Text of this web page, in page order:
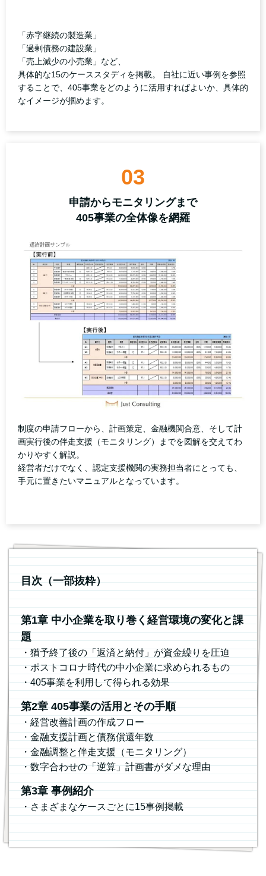
「赤字継続の製造業」
「過剰債務の建設業」
「売上減少の小売業」など、
具体的な15のケーススタディを掲載。 自社に近い事例を参照
することで、405事業をどのように活用すればよいか、具体的
なイメージが掴めます。
03
申請からモニタリングまで
405事業の全体像を網羅
制度の申請フローから、計画策定、金融機関合意、そして計
画実行後の伴走支援（モニタリング）までを図解を交えてわ
かりやすく解説。
経営者だけでなく、認定支援機関の実務担当者にとっても、
手元に置きたいマニュアルとなっています。
目次（一部抜粋）
第1章 中小企業を取り巻く経営環境の変化と課
題
・猶予終了後の「返済と納付」が資金繰りを圧迫
・ポストコロナ時代の中小企業に求められるもの
・405事業を利用して得られる効果
第2章 405事業の活用とその手順
・経営改善計画の作成フロー
・金融支援計画と債務償還年数
・金融調整と伴走支援（モニタリング）
・数字合わせの「逆算」計画書がダメな理由
第3章 事例紹介
・さまざまなケースごとに15事例掲載